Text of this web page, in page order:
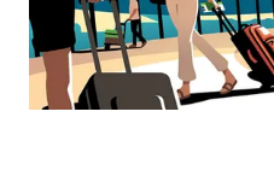
래
화
살
표